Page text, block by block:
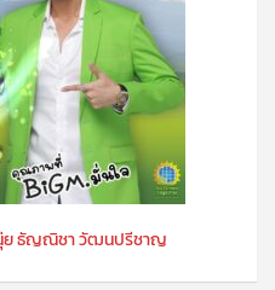
ย ธัญณิชา วัฒนปรีชาญ